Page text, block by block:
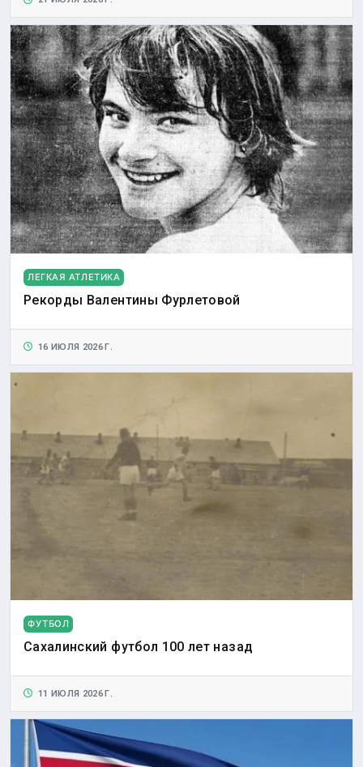
ЛЕГКАЯ АТЛЕТИКА
Рекорды Валентины Фурлетовой
16 ИЮЛЯ 2026 Г.
ФУТБОЛ
Сахалинский футбол 100 лет назад
11 ИЮЛЯ 2026 Г.